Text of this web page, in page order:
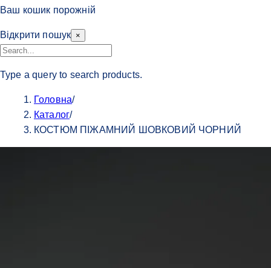
Ваш кошик порожній
Відкрити пошук ×
Type a query to search products.
Головна/
Каталог/
КОСТЮМ ПІЖАМНИЙ ШОВКОВИЙ ЧОРНИЙ